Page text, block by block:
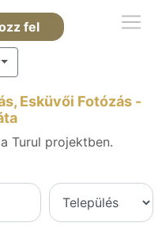
fel
Esküvői Fotózás -
Turul projektben.